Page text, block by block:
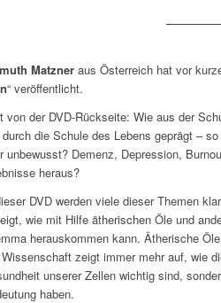
Matzner aus Österreich hat vor
“ veröffentlicht.
von der DVD-Rückseite: Wie aus der
die Schule des Lebens geprägt –
unbewusst? Demenz, Depression,
heraus?
DVD werden viele dieser Themen
wie mit Hilfe ätherischen Öle und
herauskommen kann. Ätherische
zeigt immer mehr auf, wie
unserer Zellen wichtig sind,
haben.